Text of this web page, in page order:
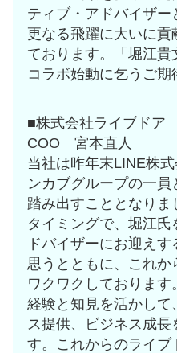
ティブ・アドバイザ
更なる飛躍に大いに貢
ております。「堀江
コラボ始動に乞うご期
■株式会社ライブドア
COO 宮本直人
当社は昨年末LINE株
ンカブグループの一
踏み出すこととなりま
タイミングで、堀江
ドバイザーにお迎え
思うとともに、これか
ワクワクしておりま
経験と知見を活かし
ス提供、ビジネス成長
す。これからのライブ